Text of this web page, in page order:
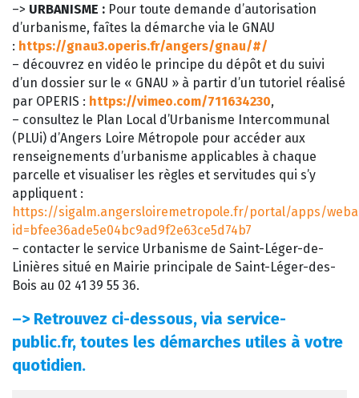
–> URBANISME : Pour toute demande d’autorisation
d’urbanisme, faîtes la démarche via le GNAU
: https://gnau3.operis.fr/angers/gnau/#/
– découvrez en vidéo le principe du dépôt et du suivi
d’un dossier sur le « GNAU » à partir d’un tutoriel réalisé
par OPERIS : https://vimeo.com/711634230,
– consultez le Plan Local d’Urbanisme Intercommunal
(PLUi) d’Angers Loire Métropole pour accéder aux
renseignements d’urbanisme applicables à chaque
parcelle et visualiser les règles et servitudes qui s’y
appliquent :
https://sigalm.angersloiremetropole.fr/portal/apps/
id=bfee36ade5e04bc9ad9f2e63ce5d74b7
– contacter le service Urbanisme de Saint-Léger-de-
Linières situé en Mairie principale de Saint-Léger-des-
Bois au 02 41 39 55 36.
–> Retrouvez ci-dessous, via service-
public.fr, toutes les démarches utiles à votre
quotidien.